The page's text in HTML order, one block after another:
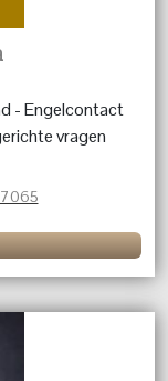
- Engelcontact
vragen